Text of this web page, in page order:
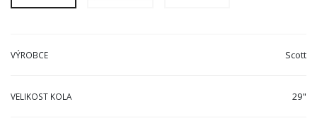
VÝROBCE Scott
VELIKOST KOLA 29"